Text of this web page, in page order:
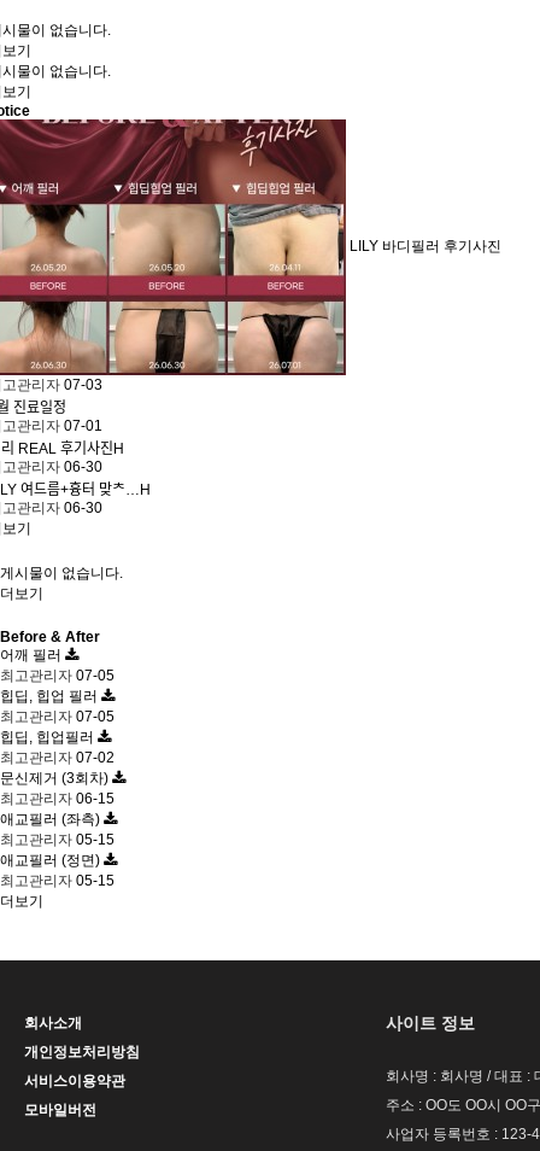
물이 없습니다.
기
물이 없습니다.
기
LILY 바디필러 후기사진
관리자 07-03
진료일정
관리자 07-01
REAL 후기사진 H
관리자 06-30
여드름+흉터 맞ᄎ… H
관리자 06-30
기
게시물이 없습니다.
더보기
Before & After
어깨 필러
최고관리자 07-05
힙딥, 힙업 필러
최고관리자 07-05
힙딥, 힙업필러
최고관리자 07-02
문신제거 (3회차)
최고관리자 06-15
애교필러 (좌측)
최고관리자 05-15
애교필러 (정면)
최고관리자 05-15
더보기
회사소개
개인정보처리방침
서비스이용약관
모바일버전
사이트 정보
회사명 : 회사명 / 대표 :
주소 : OO도 OO시 OO
사업자 등록번호 : 123-